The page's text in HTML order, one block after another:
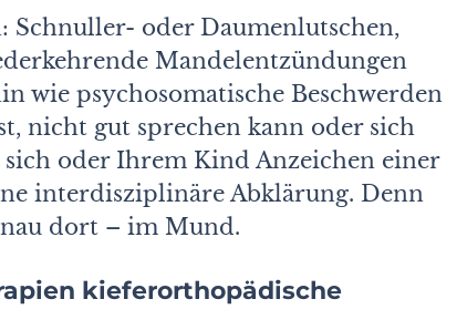
Schnuller- oder Daumenlutschen,
Mandelentzündungen
wie psychosomatische Beschwerden
nicht gut sprechen kann oder sich
oder Ihrem Kind Anzeichen einer
interdisziplinäre Abklärung. Denn
dort – im Mund.
kieferorthopädische